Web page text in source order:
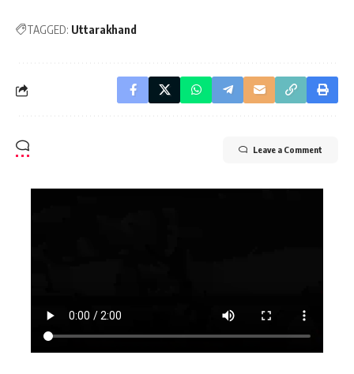
TAGGED: Uttarakhand
Leave a Comment